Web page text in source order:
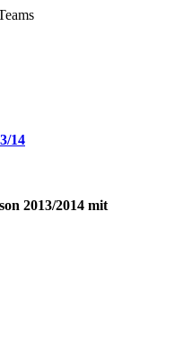
14
2013/2014 mit